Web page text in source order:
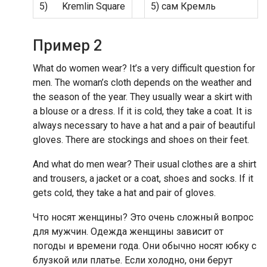
5) Kremlin Square 5) сам Кремль
Пример 2
What do women wear? It’s a very difficult question for
men. The woman’s cloth depends on the weather and
the season of the year. They usually wear a skirt with
a blouse or a dress. If it is cold, they take a coat. It is
always necessary to have a hat and a pair of beautiful
gloves. There are stockings and shoes on their feet.
And what do men wear? Their usual clothes are a shirt
and trousers, a jacket or a coat, shoes and socks. If it
gets cold, they take a hat and pair of gloves.
Что носят женщины? Это очень сложный вопрос
для мужчин. Одежда женщины зависит от
погоды и времени года. Они обычно носят юбку с
блузкой или платье. Если холодно, они берут